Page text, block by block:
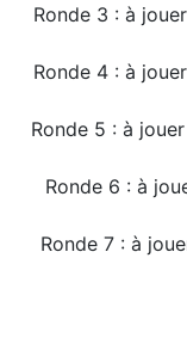
Ronde 3 : à
Ronde 4 : à
Ronde 5 : à
Ronde 6 : à
Ronde 7 : à